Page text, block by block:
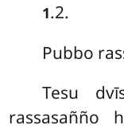
1.2.
Pubbo
Tesu
rassasañño